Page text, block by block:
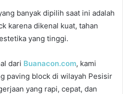
banyak dipilih saat ini adalah
karena dikenal kuat, tahan
yang tinggi.
dari Buanacon.com, kami
paving block di wilayah Pesisir
yang rapi, cepat, dan